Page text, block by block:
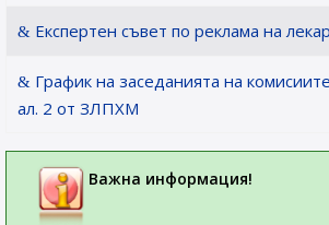
Експертен съвет по реклама на
График на заседанията на
ал. 2 от ЗЛПХМ
Важна информация!